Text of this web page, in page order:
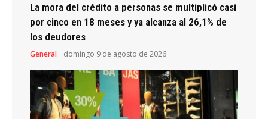
La mora del crédito a personas se multiplicó casi
por cinco en 18 meses y ya alcanza al 26,1% de
los deudores
General domingo 9 de agosto de 2026